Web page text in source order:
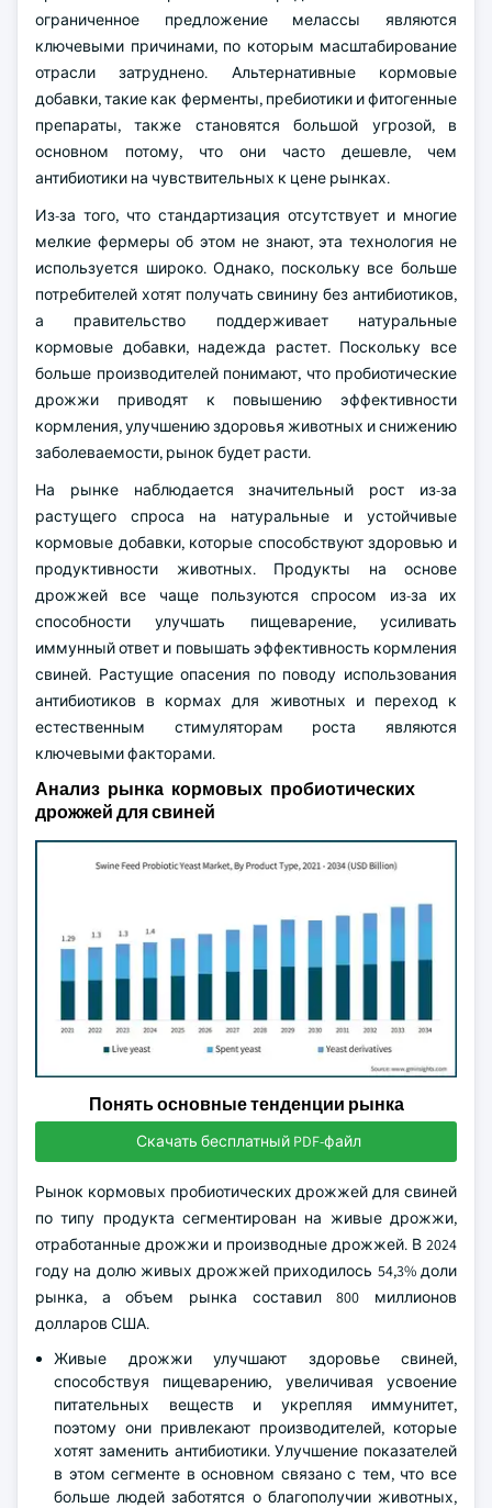
ограниченное предложение мелассы являются
ключевыми причинами, по которым масштабирование
отрасли затруднено. Альтернативные кормовые
добавки, такие как ферменты, пребиотики и фитогенные
препараты, также становятся большой угрозой, в
основном потому, что они часто дешевле, чем
антибиотики на чувствительных к цене рынках.
Из-за того, что стандартизация отсутствует и многие
мелкие фермеры об этом не знают, эта технология не
используется широко. Однако, поскольку все больше
потребителей хотят получать свинину без антибиотиков,
а правительство поддерживает натуральные
кормовые добавки, надежда растет. Поскольку все
больше производителей понимают, что пробиотические
дрожжи приводят к повышению эффективности
кормления, улучшению здоровья животных и снижению
заболеваемости, рынок будет расти.
На рынке наблюдается значительный рост из-за
растущего спроса на натуральные и устойчивые
кормовые добавки, которые способствуют здоровью и
продуктивности животных. Продукты на основе
дрожжей все чаще пользуются спросом из-за их
способности улучшать пищеварение, усиливать
иммунный ответ и повышать эффективность кормления
свиней. Растущие опасения по поводу использования
антибиотиков в кормах для животных и переход к
естественным стимуляторам роста являются
ключевыми факторами.
Анализ рынка кормовых пробиотических
дрожжей для свиней
Понять основные тенденции рынка
Скачать бесплатный PDF-файл
Рынок кормовых пробиотических дрожжей для свиней
по типу продукта сегментирован на живые дрожжи,
отработанные дрожжи и производные дрожжей. В 2024
году на долю живых дрожжей приходилось 54,3% доли
рынка, а объем рынка составил 800 миллионов
долларов США.
Живые дрожжи улучшают здоровье свиней,
способствуя пищеварению, увеличивая усвоение
питательных веществ и укрепляя иммунитет,
поэтому они привлекают производителей, которые
хотят заменить антибиотики. Улучшение показателей
в этом сегменте в основном связано с тем, что все
больше людей заботятся о благополучии животных,